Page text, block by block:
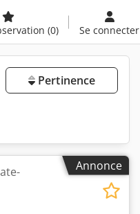
(0) Se connecter
Pertinence
Annonce